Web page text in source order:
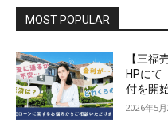
MOST POPULAR
【三福
HPにて
付を開
2026年5